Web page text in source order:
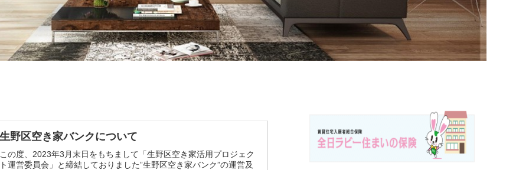
生野区空き家バンクについて
この度、2023年3月末日をもちまして「生野区空き家活用プロジェク
ト運営委員会」と締結しておりました”生野区空き家バンク”の運営及